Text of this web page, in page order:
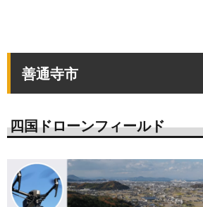
善通寺市
四国ドローンフィールド